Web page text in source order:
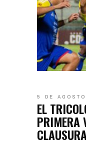
5 DE
EL
PRIMERA